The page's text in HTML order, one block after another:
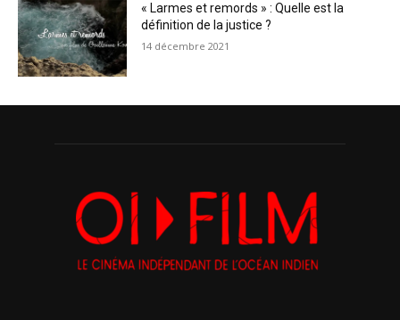
« Larmes et remords » : Quelle est la
définition de la justice ?
14 décembre 2021